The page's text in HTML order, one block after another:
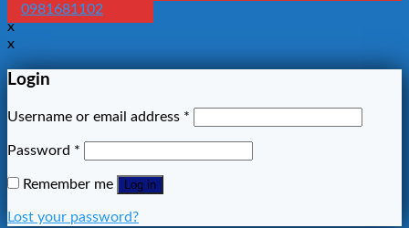
0981681102
x
x
Login
Username or email address *
Password *
Remember me Log in
Lost your password?